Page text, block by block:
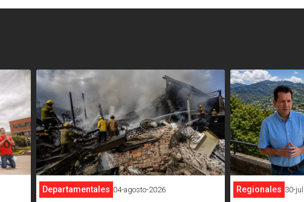
Departamentales 04-agosto-2026 Regionales 30-